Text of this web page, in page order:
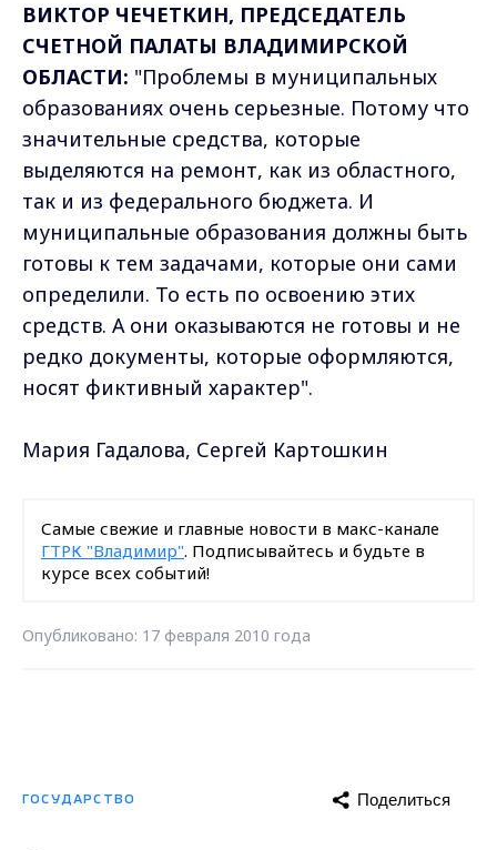
ВИКТОР ЧЕЧЕТКИН, ПРЕДСЕДАТЕЛЬ
СЧЕТНОЙ ПАЛАТЫ ВЛАДИМИРСКОЙ
ОБЛАСТИ: "Проблемы в муниципальных
образованиях очень серьезные. Потому что
значительные средства, которые
выделяются на ремонт, как из областного,
так и из федерального бюджета. И
муниципальные образования должны быть
готовы к тем задачами, которые они сами
определили. То есть по освоению этих
средств. А они оказываются не готовы и не
редко документы, которые оформляются,
носят фиктивный характер".
Мария Гадалова, Сергей Картошкин
Самые свежие и главные новости в макс-канале
ГТРК "Владимир". Подписывайтесь и будьте в
курсе всех событий!
Опубликовано: 17 февраля 2010 года
ГОСУДАРСТВО Поделиться